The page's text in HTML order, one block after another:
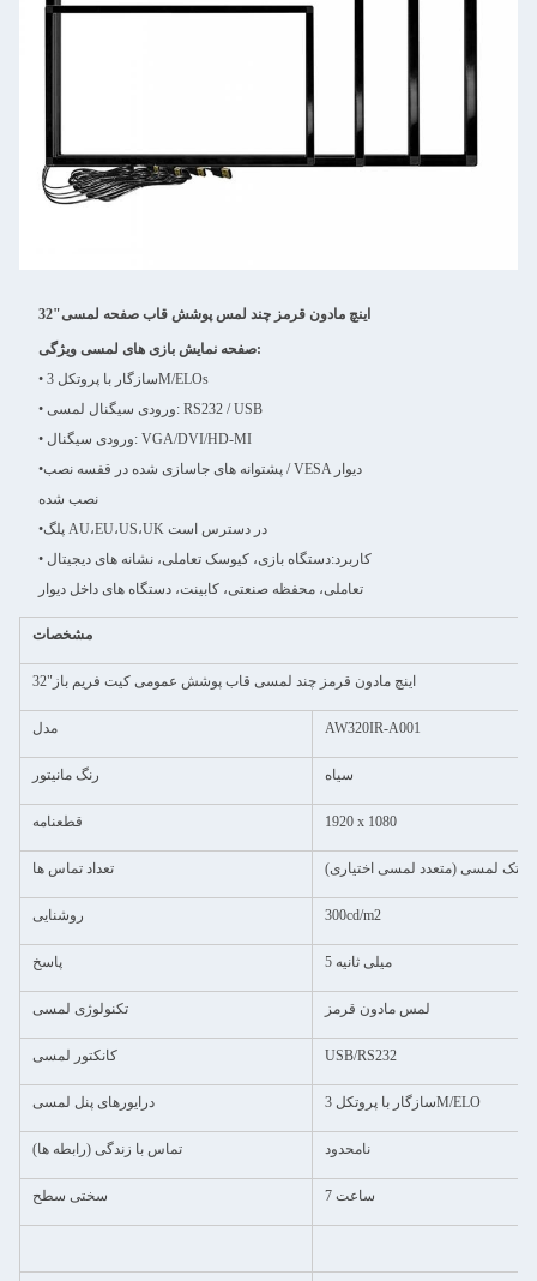
32"اینچ مادون قرمز چند لمس پوشش قاب صفحه لمسی
صفحه نمایش بازی های لمسی ویژگی:
• سازگار با پروتکل 3M/ELOs
• ورودی سیگنال لمسی: RS232 / USB
• ورودی سیگنال: VGA/DVI/HD-MI
•پشتوانه های جاسازی شده در قفسه نصب / VESA دیوار
نصب شده
•
پلگ AU،EU،US،UK در دسترس است
• کاربرد:دستگاه بازی، کیوسک تعاملی، نشانه های دیجیتال
تعاملی، محفظه صنعتی، کابینت، دستگاه های داخل دیوار
مشخصات
32"اینچ مادون قرمز چند لمسی قاب پوشش عمومی کیت فریم باز
مدل AW320IR-A001
رنگ مانیتور سیاه
قطعنامه 1920 x 1080
تعداد تماس ها تک لمسی (متعدد لمسی اختیاری)
روشنایی 300cd/m2
پاسخ 5 میلی ثانیه
تکنولوژی لمسی لمس مادون قرمز
کانکتور لمسی USB/RS232
درایورهای پنل لمسی سازگار با پروتکل 3M/ELO
تماس با زندگی (رابطه ها) نامحدود
سختی سطح ساعت 7